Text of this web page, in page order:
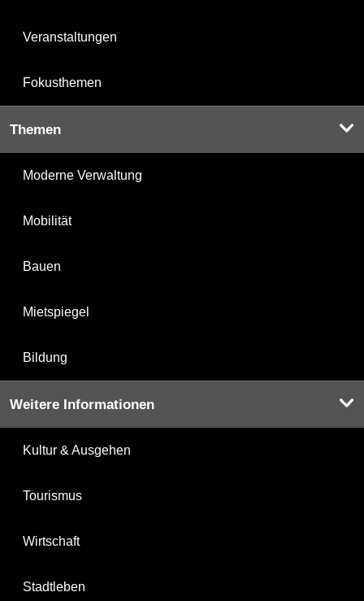
Veranstaltungen
Fokusthemen
Themen
Moderne Verwaltung
Mobilität
Bauen
Mietspiegel
Bildung
Weitere Informationen
Kultur & Ausgehen
Tourismus
Wirtschaft
Stadtleben